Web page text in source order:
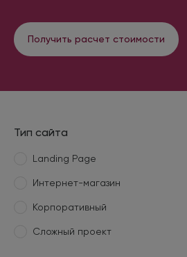
Получить расчет стоимости
Тип сайта
Landing Page
Интернет-магазин
Корпоративный
Сложный проект